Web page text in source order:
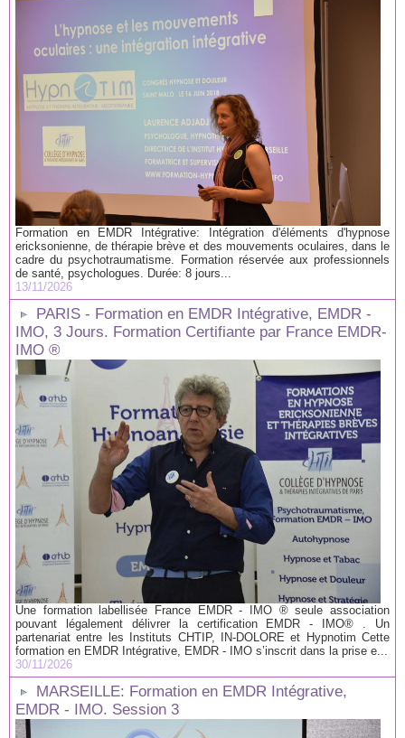
Formation en EMDR Intégrative: Intégration d'éléments d'hypnose
ericksonienne, de thérapie brève et des mouvements oculaires, dans le
cadre du psychotraumatisme. Formation réservée aux professionnels
de santé, psychologues. Durée: 8 jours...
13/11/2026
PARIS - Formation en EMDR Intégrative, EMDR -
IMO, 3 Jours. Formation Certifiante par France EMDR-
IMO ®
Une formation labellisée France EMDR - IMO ® seule association
pouvant légalement délivrer la certification EMDR - IMO® . Un
partenariat entre les Instituts CHTIP, IN-DOLORE et Hypnotim Cette
formation en EMDR Intégrative, EMDR - IMO s’inscrit dans la prise e...
30/11/2026
MARSEILLE: Formation en EMDR Intégrative,
EMDR - IMO. Session 3